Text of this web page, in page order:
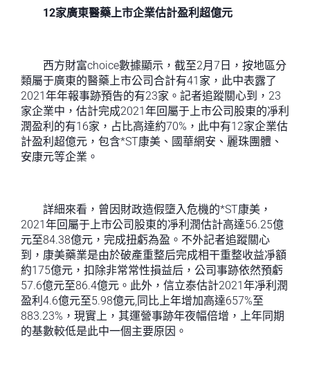
12家廣東醫藥上市企業估計盈利超億元
西方財富choice數據顯示，截至2月7日，按地區分
類屬于廣東的醫藥上市公司合計有41家，此中表露了
2021年年報事跡預告的有23家。記者追蹤關心到，23
家企業中，估計完成2021年回屬于上市公司股東的凈利
潤盈利的有16家，占比高達約70%，此中有12家企業估
計盈利超億元，包含*ST康美、國華網安、麗珠團體、
安康元等企業。
詳細來看，曾因財政造假墮入危機的*ST康美，
2021年回屬于上市公司股東的凈利潤估計高達56.25億
元至84.38億元，完成扭虧為盈。不外記者追蹤關心
到，康美藥業是由於破產重整后完成相干重整收益凈額
約175億元，扣除非常常性損益后，公司事跡依然預虧
57.6億元至86.4億元。此外，信立泰估計2021年凈利潤
盈利4.6億元至5.98億元,同比上年增加高達657%至
883.23%，現實上，其運營事跡年夜幅倍增，上年同期
的基數較低是此中一個主要原因。